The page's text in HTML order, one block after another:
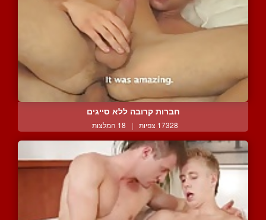
חברות קרובה ללא סייגים
17328 צפיות | 18 המלצות